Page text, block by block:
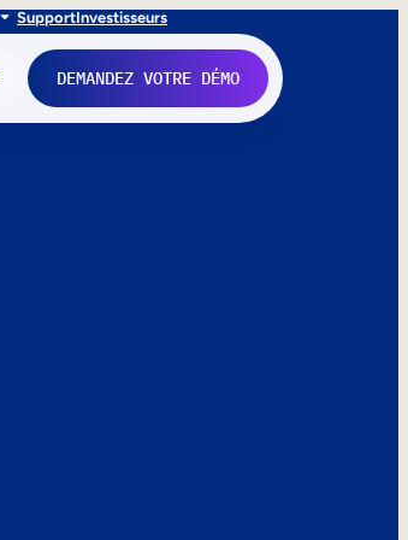
SupportInvestisseurs
DEMANDEZ VOTRE DÉMO